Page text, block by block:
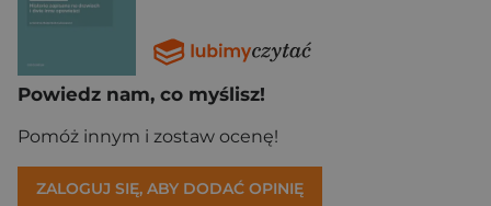
Powiedz nam, co myślisz!
Pomóż innym i zostaw ocenę!
ZALOGUJ SIĘ, ABY DODAĆ OPINIĘ